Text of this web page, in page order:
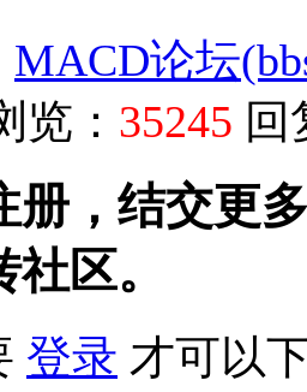
MACD论坛
览： 35245 回
册，结交更
区。
登录 才可以